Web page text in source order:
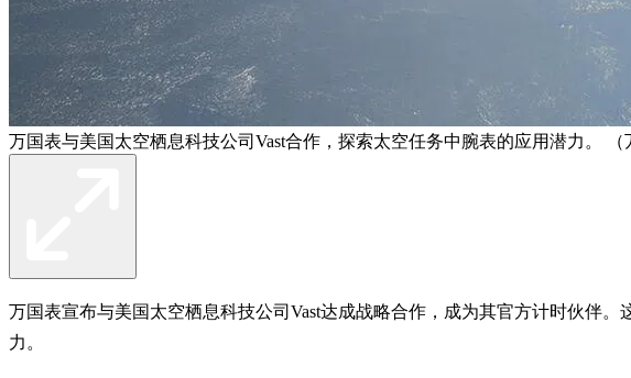
万国表与美国太空栖息科技公司Vast合作，探索太空任务中腕表的应用潜力。 （
万国表宣布与美国太空栖息科技公司Vast达成战略合作，成为其官方计时伙伴
力。